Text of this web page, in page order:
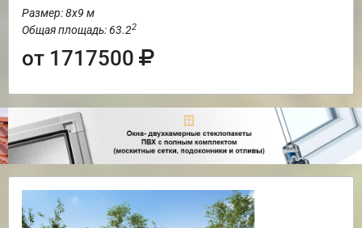
Размер: 8х9 м
Общая площадь: 63.22
от 1717500